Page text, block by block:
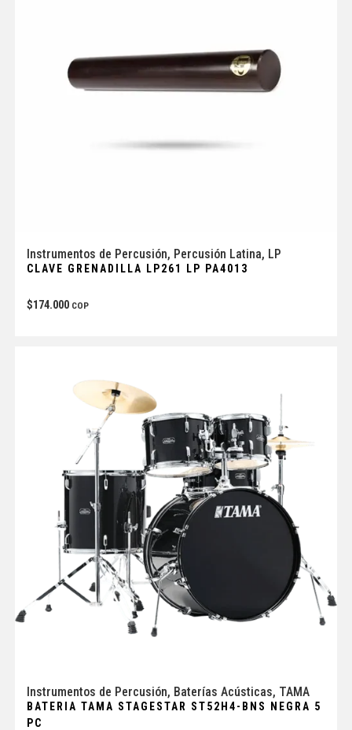
Instrumentos de Percusión, Percusión Latina, LP
CLAVE GRENADILLA LP261 LP PA4013
$174.000 COP
Instrumentos de Percusión, Baterías Acústicas, TAMA
BATERIA TAMA STAGESTAR ST52H4-BNS NEGRA 5
PC